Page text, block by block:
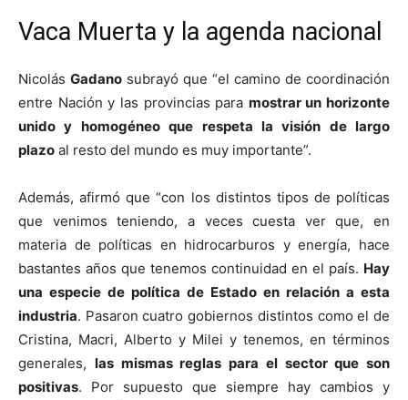
Vaca Muerta y la agenda nacional
Nicolás Gadano subrayó que “el camino de coordinación
entre Nación y las provincias para mostrar un horizonte
unido y homogéneo que respeta la visión de largo
plazo al resto del mundo es muy importante”.
Además, afirmó que “con los distintos tipos de políticas
que venimos teniendo, a veces cuesta ver que, en
materia de políticas en hidrocarburos y energía, hace
bastantes años que tenemos continuidad en el país. Hay
una especie de política de Estado en relación a esta
industria. Pasaron cuatro gobiernos distintos como el de
Cristina, Macri, Alberto y Milei y tenemos, en términos
generales, las mismas reglas para el sector que son
positivas. Por supuesto que siempre hay cambios y